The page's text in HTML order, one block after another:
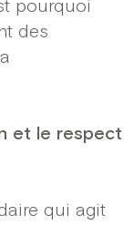
pourquoi
des
et le respect
qui agit